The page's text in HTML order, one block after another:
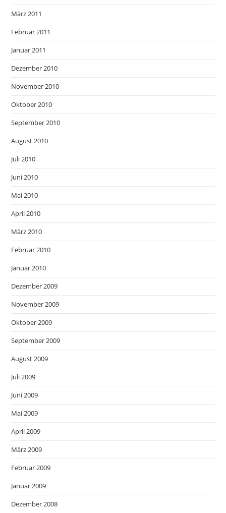
März 2011
Februar 2011
Januar 2011
Dezember 2010
November 2010
Oktober 2010
September 2010
August 2010
Juli 2010
Juni 2010
Mai 2010
April 2010
März 2010
Februar 2010
Januar 2010
Dezember 2009
November 2009
Oktober 2009
September 2009
August 2009
Juli 2009
Juni 2009
Mai 2009
April 2009
März 2009
Februar 2009
Januar 2009
Dezember 2008